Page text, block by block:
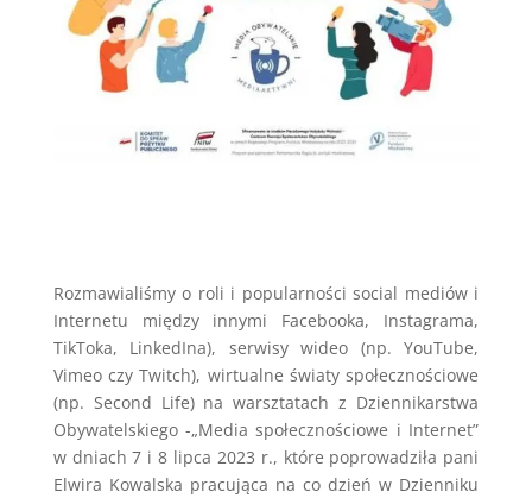
Rozmawialiśmy o roli i popularności social mediów i
Internetu między innymi Facebooka, Instagrama,
TikToka, LinkedIna), serwisy wideo (np. YouTube,
Vimeo czy Twitch), wirtualne światy społecznościowe
(np. Second Life) na warsztatach z Dziennikarstwa
Obywatelskiego -„Media społecznościowe i Internet”
w dniach 7 i 8 lipca 2023 r., które poprowadziła pani
Elwira Kowalska pracująca na co dzień w Dzienniku